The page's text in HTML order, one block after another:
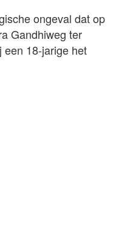
ongeval dat op
Gandhiweg ter
een 18-jarige het